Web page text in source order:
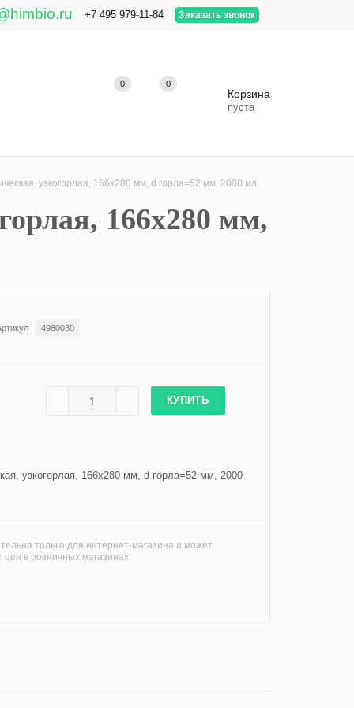
+7 495 979-11-84 Заказать звонок
0 0
Корзина
пуста
узкогорлая, 166х280 мм, d горла=52 мм, 2000 мл
166х280 мм,
4980030
КУПИТЬ
узкогорлая, 166х280 мм, d горла=52 мм, 2000
только для интернет-магазина и может
цен в розничных магазинах